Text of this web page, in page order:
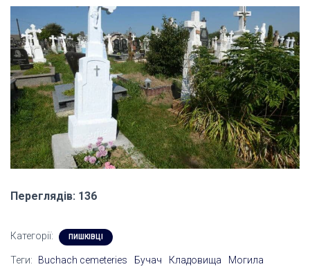
Переглядів: 136
Категорії: ПИШКІВЦІ
Теги: Buchach cemeteries Бучач Кладовища Могила